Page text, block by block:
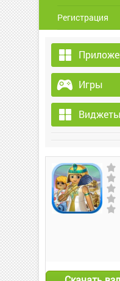
Регистрация
Игры
Виджеты